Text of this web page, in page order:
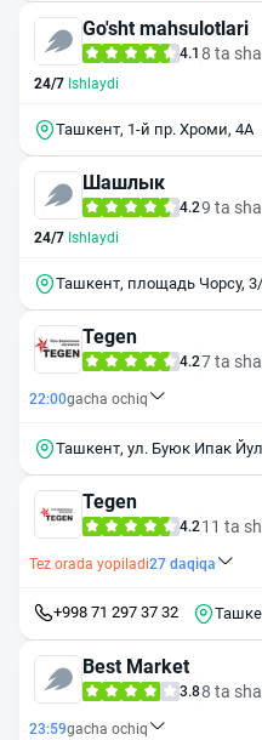
Go'sht mahsulotlari
4.1 8 ta
24/7 Ishlaydi
Ташкент, 1-й пр. Хроми, 4А
Шашлык
4.29 ta
24/7 Ishlaydi
Ташкент, площадь Чорсу,
Tegen
4.27 ta
22:00gacha ochiq
Ташкент, ул. Буюк Ипак
Tegen
4.2 11 ta
Tez orada yopiladi27 daqiqa
+998 71 297 37 32
Best Market
3.88 ta
23:59gacha ochiq